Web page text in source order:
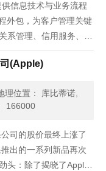
信息技术与业务流程
外包，为客户管理关键
系管理、信用服务、索
门包括系统集成、咨询
统的设计、开......
(Apple)
理位置： 库比蒂诺,
166000
司的股价最终上涨了
出的一系列新品再次
头：除了揭晓了Apple